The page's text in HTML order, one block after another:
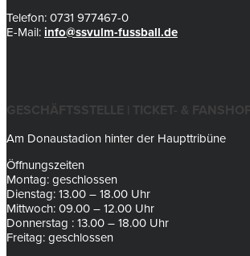
Telefon: 0731 977467-0
E-Mail: info@ssvulm-fussball.de
GESCHÄFTSSTELLE | TICKET- & FANSHOP
Am Donaustadion hinter der Haupttribüne
Öffnungszeiten
Montag: geschlossen
Dienstag: 13.00 – 18.00 Uhr
Mittwoch: 09.00 – 12.00 Uhr
Donnerstag : 13.00 – 18.00 Uhr
Freitag: geschlossen